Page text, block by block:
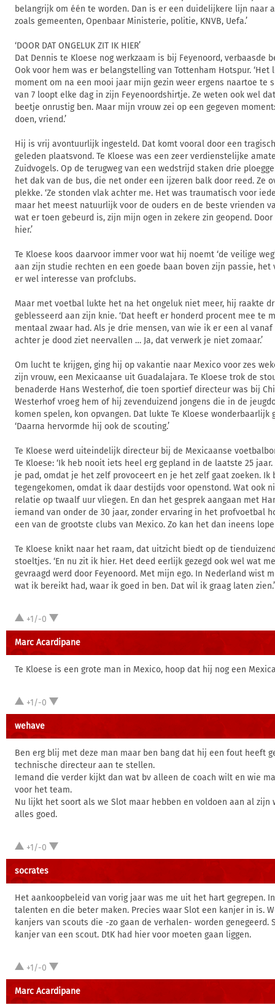
belangrijk om één te worden. Dan is er een duidelijkere lijn naar
zoals gemeenten, Openbaar Ministerie, politie, KNVB, Uefa.’
‘DOOR DAT ONGELUK ZIT IK HIER’
Dat Dennis te Kloese nog werkzaam is bij Feyenoord, verbaasde
Ook voor hem was er belangstelling van Tottenham Hotspur.
moment om na een mooi jaar mijn gezin weer ergens naartoe te
van 7 loopt elke dag in zijn Feyenoordshirtje. Ze weten ook wel
beetje onrustig ben. Maar mijn vrouw zei op een gegeven
doen, vriend.’
Hij is vrij avontuurlijk ingesteld. Dat komt vooral door een
geleden plaatsvond. Te Kloese was een zeer verdienstelijke
Zuidvogels. Op de terugweg van een wedstrijd staken drie
het dak van de bus, die net onder een ijzeren balk door reed. Ze
plekke. ‘Ze stonden vlak achter me. Het was traumatisch voor
maar het meest natuurlijk voor de ouders en de beste vrienden
wat er toen gebeurd is, zijn mijn ogen in zekere zin geopend.
hier.’
Te Kloese koos daarvoor immer voor wat hij noemt ‘de veilige
aan zijn studie rechten en een goede baan boven zijn passie, het
er wel interesse van profclubs.
Maar met voetbal lukte het na het ongeluk niet meer, hij raakte
geblesseerd aan zijn knie. ‘Dat heeft er honderd procent mee te
mentaal zwaar had. Als je drie mensen, van wie ik er een al
achter je dood ziet neervallen … Ja, dat verwerk je niet zomaar.’
Om lucht te krijgen, ging hij op vakantie naar Mexico voor zes
zijn vrouw, een Mexicaanse uit Guadalajara. Te Kloese trok de
benaderde Hans Westerhof, die toen sportief directeur was bij
Westerhof vroeg hem of hij zevenduizend jongens die in de
komen spelen, kon opvangen. Dat lukte Te Kloese wonderbaarlijk
‘Daarna hervormde hij ook de scouting.’
Te Kloese werd uiteindelijk directeur bij de Mexicaanse
Te Kloese: ‘Ik heb nooit iets heel erg gepland in de laatste 25
je pad, omdat je het zelf provoceert en je het zelf gaat zoeken. Ik
tegengekomen, omdat ik daar destijds voor openstond. Wat ook
relatie op twaalf uur vliegen. En dan het gesprek aangaan met
iemand van onder de 30 jaar, zonder ervaring in het profvoetbal
een van de grootste clubs van Mexico. Zo kan het dan ineens
Te Kloese knikt naar het raam, dat uitzicht biedt op de
stoeltjes. ‘En nu zit ik hier. Het deed eerlijk gezegd ook wel wat
gevraagd werd door Feyenoord. Met mijn ego. In Nederland wist
wat ik bereikt had, waar ik goed in ben. Dat wil ik graag laten zien.’
+1/-0
Marc Acardipane
Te Kloese is een grote man in Mexico, hoop dat hij nog een
+1/-0
wehave
Ben erg blij met deze man maar ben bang dat hij een fout heeft
technische directeur aan te stellen.
Iemand die verder kijkt dan wat bv alleen de coach wilt en wie
voor het team.
Nu lijkt het soort als we Slot maar hebben en voldoen aan al zijn
alles goed.
+1/-0
socrates
Het aankoopbeleid van vorig jaar was me uit het hart gegrepen.
talenten en die beter maken. Precies waar Slot een kanjer in is.
kanjers van scouts die -zo gaan de verhalen- worden genegeerd.
kanjer van een scout. DtK had hier voor moeten gaan liggen.
+1/-0
Marc Acardipane